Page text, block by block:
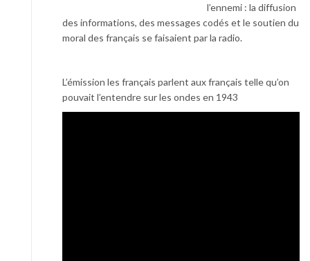
l’ennemi : la diffusion
des informations, des messages codés et le soutien du
moral des français se faisaient par la radio.
L’émission les français parlent aux français telle qu’on
pouvait l’entendre sur les ondes en 1943